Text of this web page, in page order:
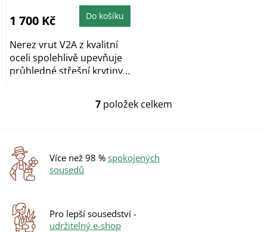
1 700 Kč Do košíku
Nerez vrut V2A z kvalitní
oceli spolehlivě upevňuje
průhledné střešní krytiny
O
d
a
7položek celkem
Více než 98 % spokojených
sousedů
Pro lepší sousedství -
udržitelný e-shop